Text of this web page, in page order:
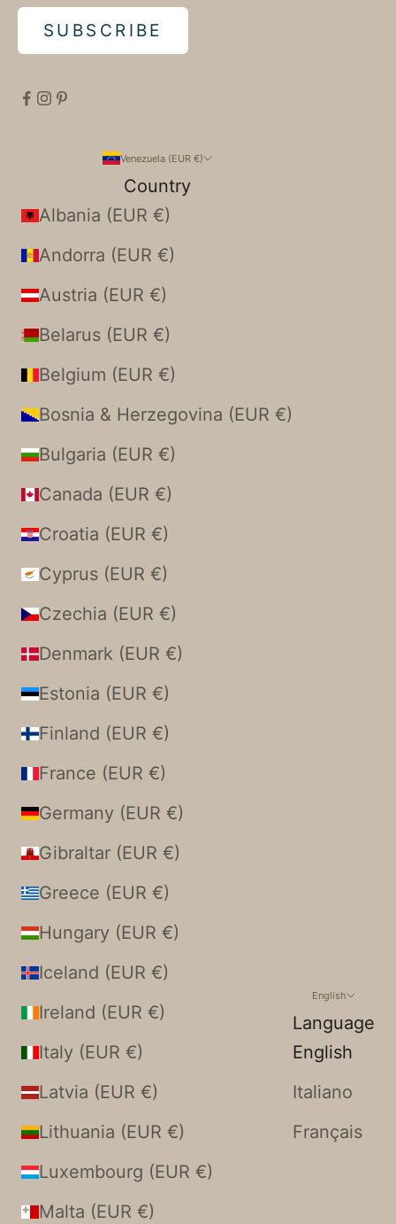
SUBSCRIBE
Venezuela (EUR €)
Country
Albania (EUR €)
Andorra (EUR €)
Austria (EUR €)
Belarus (EUR €)
Belgium (EUR €)
Bosnia & Herzegovina (EUR €)
Bulgaria (EUR €)
Canada (EUR €)
Croatia (EUR €)
Cyprus (EUR €)
Czechia (EUR €)
Denmark (EUR €)
Estonia (EUR €)
Finland (EUR €)
France (EUR €)
Germany (EUR €)
Gibraltar (EUR €)
Greece (EUR €)
Hungary (EUR €)
Iceland (EUR €)
Ireland (EUR €)
Italy (EUR €)
Latvia (EUR €)
Lithuania (EUR €)
Luxembourg (EUR €)
Malta (EUR €)
English
Language
English
Italiano
Français